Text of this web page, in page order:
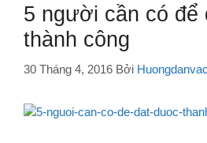
5 người cần có để
thành công
30 Tháng 4, 2016 Bởi